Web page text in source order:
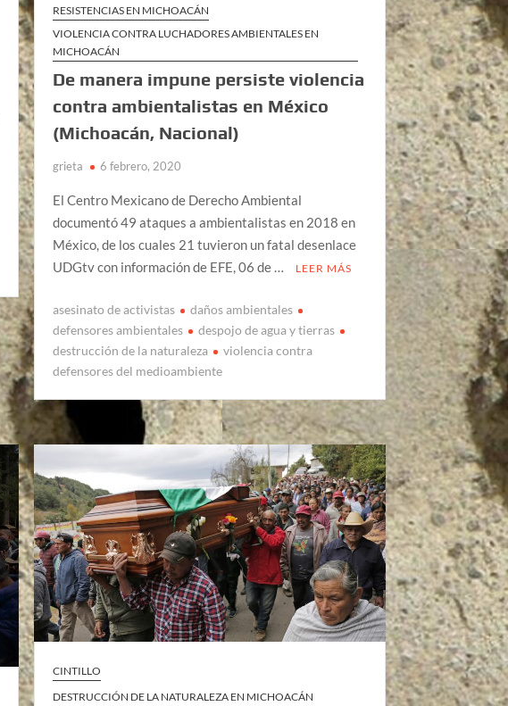
RESISTENCIAS EN MICHOACÁN
VIOLENCIA CONTRA LUCHADORES AMBIENTALES EN
MICHOACÁN
De manera impune persiste violencia
contra ambientalistas en México
(Michoacán, Nacional)
grieta 6 febrero, 2020
El Centro Mexicano de Derecho Ambiental
documentó 49 ataques a ambientalistas en 2018 en
México, de los cuales 21 tuvieron un fatal desenlace
UDGtv con información de EFE, 06 de …
LEER MÁS
asesinato de activistas
daños ambientales
defensores ambientales
despojo de agua y tierras
destrucción de la naturaleza
violencia contra
defensores del medioambiente
CINTILLO
DESTRUCCIÓN DE LA NATURALEZA EN MICHOACÁN